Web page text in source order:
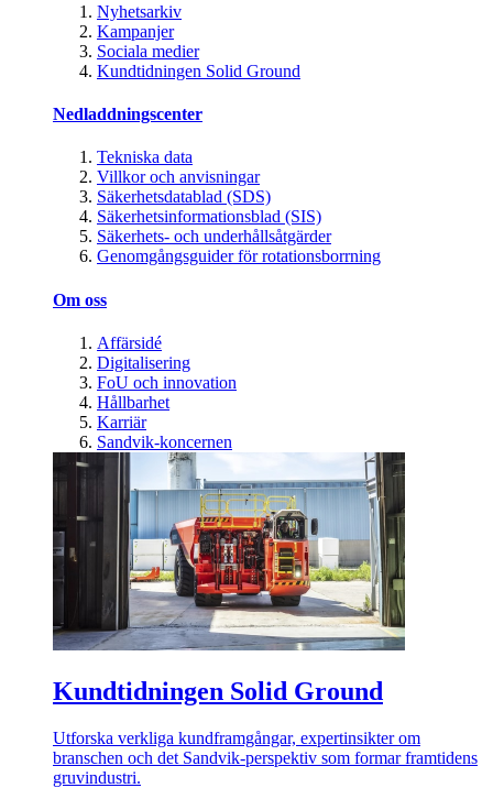
Nyhetsarkiv
Kampanjer
Sociala medier
Kundtidningen Solid Ground
Nedladdningscenter
Tekniska data
Villkor och anvisningar
Säkerhetsdatablad (SDS)
Säkerhetsinformationsblad (SIS)
Säkerhets- och underhållsåtgärder
Genomgångsguider för rotationsborrning
Om oss
Affärsidé
Digitalisering
FoU och innovation
Hållbarhet
Karriär
Sandvik-koncernen
Kundtidningen Solid Ground
Utforska verkliga kundframgångar, expertinsikter om
branschen och det Sandvik-perspektiv som formar framtidens
gruvindustri.